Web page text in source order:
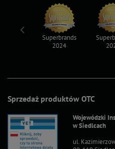
Sprzedaż produktów OTC
Wojewódzki
w Siedlcach
ul.
Superbrands
2024